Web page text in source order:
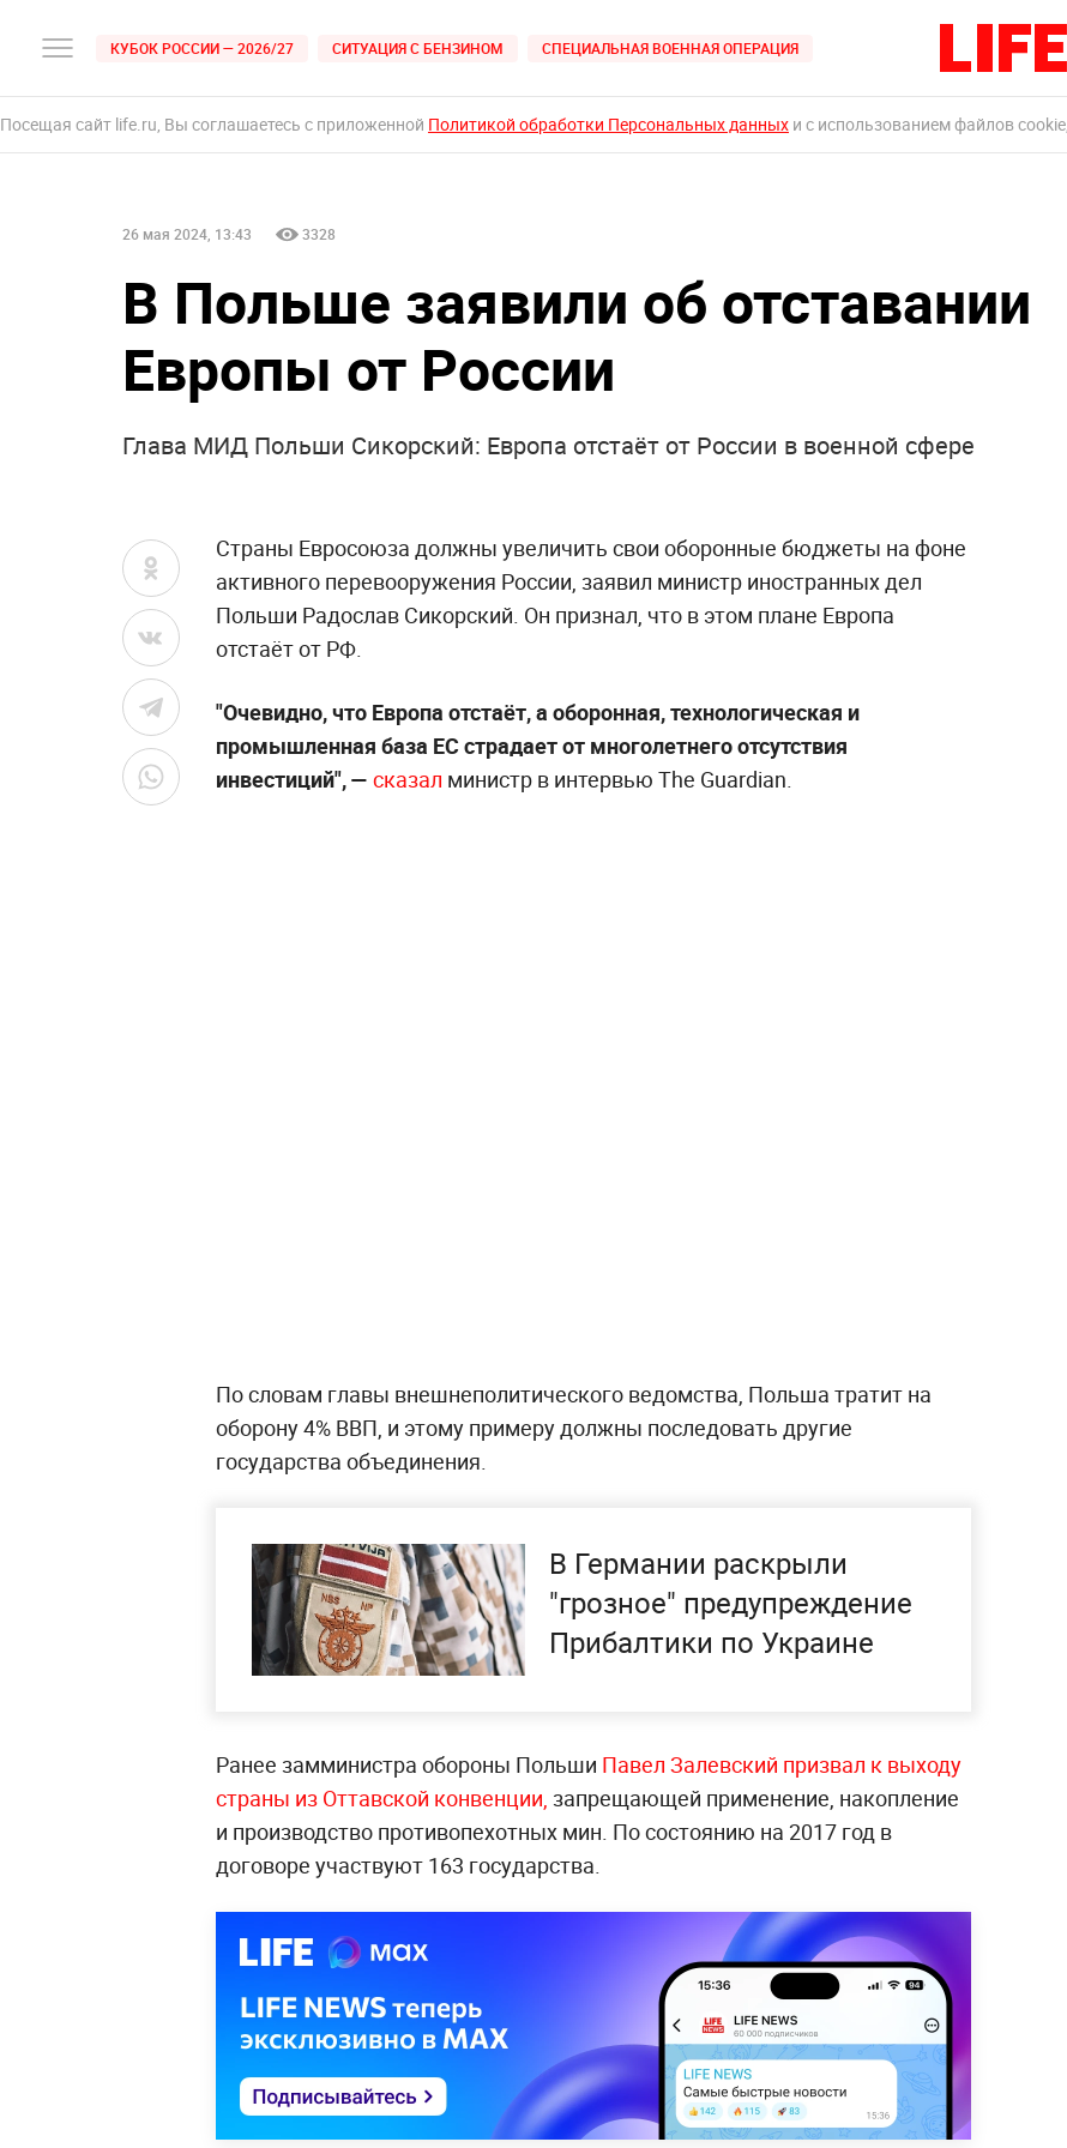
КУБОК РОССИИ — 2026/27 СИТУАЦИЯ С БЕНЗИНОМ СПЕЦИАЛЬНАЯ ВОЕННАЯ ОПЕРАЦИЯ
Посещая сайт life.ru, Вы соглашаетесь с приложенной Политикой обработки Персональных данных и с использованием файлов
26 мая 2024, 13:43 3328
В Польше заявили об отставании
Европы от России
Глава МИД Польши Сикорский: Европа отстаёт от России в военной сфере
Страны Евросоюза должны увеличить свои оборонные бюджеты на фоне
активного перевооружения России, заявил министр иностранных дел
Польши Радослав Сикорский. Он признал, что в этом плане Европа
отстаёт от РФ.
"Очевидно, что Европа отстаёт, а оборонная, технологическая и
промышленная база ЕС страдает от многолетнего отсутствия
инвестиций", — сказал министр в интервью The Guardian.
По словам главы внешнеполитического ведомства, Польша тратит на
оборону 4% ВВП, и этому примеру должны последовать другие
государства объединения.
В Германии раскрыли
"грозное" предупреждение
Прибалтики по Украине
Ранее замминистра обороны Польши Павел Залевский призвал к выходу
страны из Оттавской конвенции, запрещающей применение, накопление
и производство противопехотных мин. По состоянию на 2017 год в
договоре участвуют 163 государства.